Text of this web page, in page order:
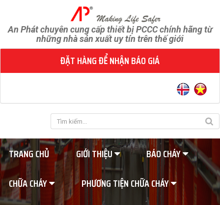
An Phát chuyên cung cấp thiết bị PCCC chính hãng từ
những nhà sản xuất uy tín trên thế giới
ĐẶT HÀNG ĐỂ NHẬN BÁO GIÁ
TRANG CHỦ GIỚI THIỆU
BÁO CHÁY
CHỮA CHÁY
PHƯƠNG TIỆN CHỮA CHÁY